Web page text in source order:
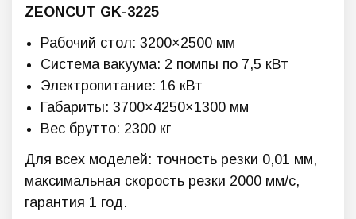
ZEONCUT GK-3225
Рабочий стол: 3200×2500 мм
Система вакуума: 2 помпы по 7,5 кВт
Электропитание: 16 кВт
Габариты: 3700×4250×1300 мм
Вес брутто: 2300 кг
Для всех моделей: точность резки 0,01 мм,
максимальная скорость резки 2000 мм/с,
гарантия 1 год.